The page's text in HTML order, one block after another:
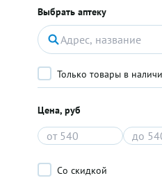
Выбрать аптеку
Только товары в
Цена, руб
Со скидкой